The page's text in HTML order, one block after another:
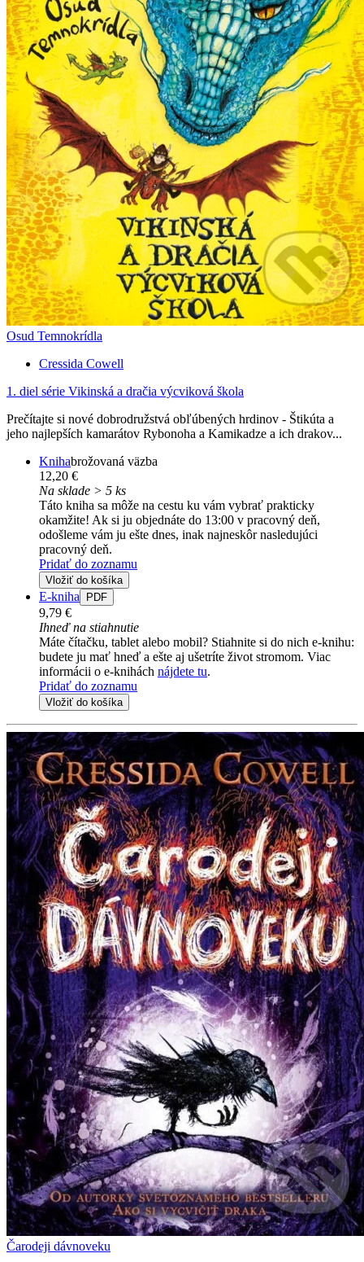
Osud Temnokrídla
Cressida Cowell
1. diel série Vikinská a dračia výcviková škola
Prečítajte si nové dobrodružstvá obľúbených hrdinov - Štikúta a
jeho najlepších kamarátov Rybonoha a Kamikadze a ich drakov...
Knihabrožovaná väzba
12,20 €
Na sklade > 5 ks
Táto kniha sa môže na cestu ku vám vybrať prakticky
okamžite! Ak si ju objednáte do 13:00 v pracovný deň,
odošleme vám ju ešte dnes, inak najneskôr nasledujúci
pracovný deň.
Pridať do zoznamu
Vložiť do košíka
E-kniha PDF
9,79 €
Ihneď na stiahnutie
Máte čítačku, tablet alebo mobil? Stiahnite si do nich e-knihu:
budete ju mať hneď a ešte aj ušetríte život stromom. Viac
informácii o e-knihách nájdete tu.
Pridať do zoznamu
Vložiť do košíka
Čarodeji dávnoveku